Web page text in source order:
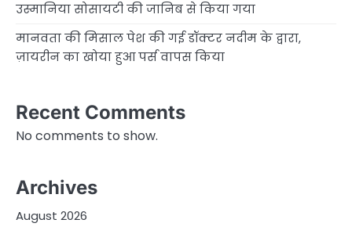
उस्मानिया सोसायटी की जानिब से किया गया
मानवता की मिसाल पेश की गई डॉक्टर नदीम के द्वारा,
ज़ायरीन का खोया हुआ पर्स वापस किया
Recent Comments
No comments to show.
Archives
August 2026